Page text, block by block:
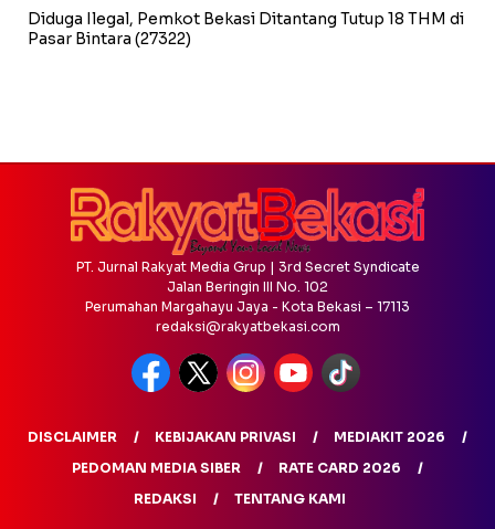
Diduga Ilegal, Pemkot Bekasi Ditantang Tutup 18 THM di
Pasar Bintara (27322)
PT. Jurnal Rakyat Media Grup | 3rd Secret Syndicate
Jalan Beringin III No. 102
Perumahan Margahayu Jaya - Kota Bekasi – 17113
redaksi@rakyatbekasi.com
DISCLAIMER KEBIJAKAN PRIVASI
MEDIAKIT 2026
PEDOMAN MEDIA SIBER
RATE CARD 2026
REDAKSI
TENTANG KAMI